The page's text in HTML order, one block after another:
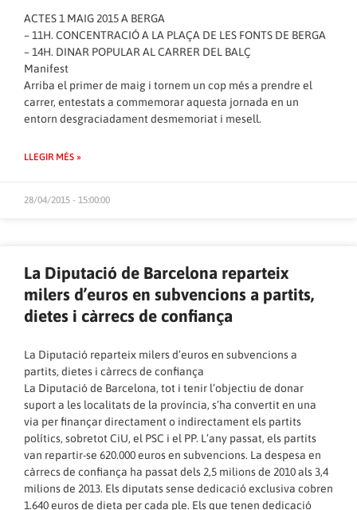
ACTES 1 MAIG 2015 A BERGA
– 11H. CONCENTRACIÓ A LA PLAÇA DE LES FONTS DE BERGA
– 14H. DINAR POPULAR AL CARRER DEL BALÇ
Manifest
Arriba el primer de maig i tornem un cop més a prendre el
carrer, entestats a commemorar aquesta jornada en un
entorn desgraciadament desmemoriat i mesell.
LLEGIR MÉS »
28/04/2015 - 15:00:00
La Diputació de Barcelona reparteix
milers d’euros en subvencions a partits,
dietes i càrrecs de confiança
La Diputació reparteix milers d’euros en subvencions a
partits, dietes i càrrecs de confiança
La Diputació de Barcelona, tot i tenir l’objectiu de donar
suport a les localitats de la província, s’ha convertit en una
via per finançar directament o indirectament els partits
polítics, sobretot CiU, el PSC i el PP. L’any passat, els partits
van repartir-se 620.000 euros en subvencions. La despesa en
càrrecs de confiança ha passat dels 2,5 milions de 2010 als 3,4
milions de 2013. Els diputats sense dedicació exclusiva cobren
1.640 euros de dieta per cada ple. Els que tenen dedicació